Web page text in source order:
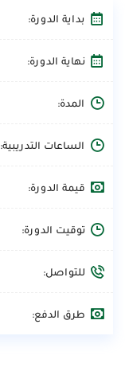
بداية الدورة:
نهاية الدورة:
المدة:
الساعات التدريبية:
قيمة الدورة:
توقيت الدورة:
للتواصل:
طرق الدفع: